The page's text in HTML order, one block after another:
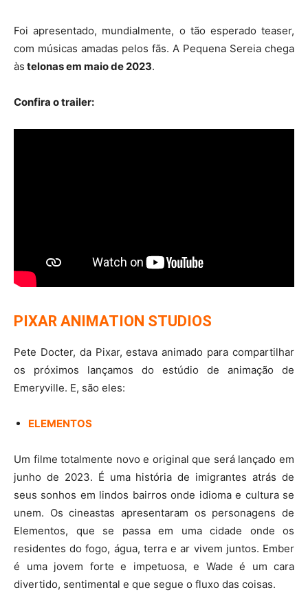
Foi apresentado, mundialmente, o tão esperado teaser,
com músicas amadas pelos fãs. A Pequena Sereia chega
às telonas em maio de 2023.
Confira o trailer:
PIXAR ANIMATION STUDIOS
Pete Docter, da Pixar, estava animado para compartilhar
os próximos lançamos do estúdio de animação de
Emeryville. E, são eles:
ELEMENTOS
Um filme totalmente novo e original que será lançado em
junho de 2023. É uma história de imigrantes atrás de
seus sonhos em lindos bairros onde idioma e cultura se
unem. Os cineastas apresentaram os personagens de
Elementos, que se passa em uma cidade onde os
residentes do fogo, água, terra e ar vivem juntos. Ember
é uma jovem forte e impetuosa, e Wade é um cara
divertido, sentimental e que segue o fluxo das coisas.